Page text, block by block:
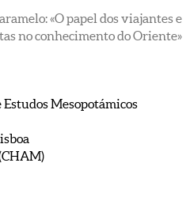
«O papel dos viajantes e
no conhecimento do Oriente»
Estudos Mesopotámicos